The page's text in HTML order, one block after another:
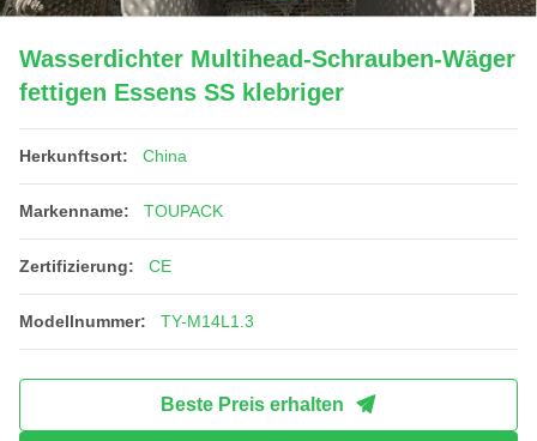
Wasserdichter Multihead-Schrauben-Wäger
fettigen Essens SS klebriger
Herkunftsort: China
Markenname: TOUPACK
Zertifizierung: CE
Modellnummer: TY-M14L1.3
Beste Preis erhalten